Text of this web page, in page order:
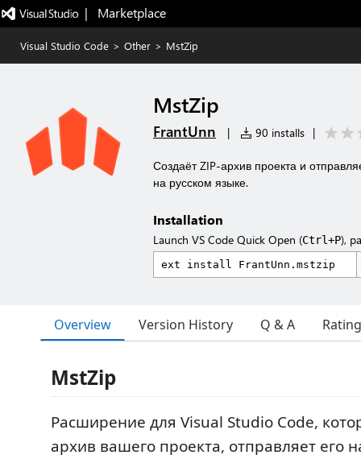
|   Marketplace
Visual Studio Code > Other > MstZip
MstZip
FrantUnn | 90 installs |
Создаёт ZIP-архив проекта и
на русском языке.
Installation
Launch VS Code Quick Open (Ctrl+P),
Overview Version History Q & A
MstZip
Расширение для Visual Studio Code,
архив вашего проекта, отправляет его